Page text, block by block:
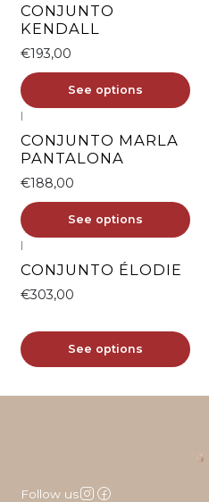
CONJUNTO
KENDALL
€193,00
See options
|
CONJUNTO MARLA
PANTALONA
€188,00
See options
|
CONJUNTO ÉLODIE
€303,00
See options
Follow us